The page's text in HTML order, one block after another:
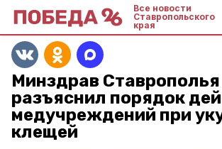
Все новости
Ставропольского
края
Минздрав Ставрополья
разъяснил порядок
медучреждений при
клещей